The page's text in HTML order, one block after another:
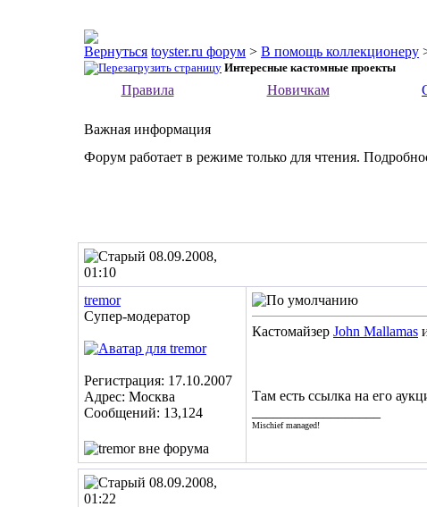
toyster.ru форум > В помощь коллекционеру
Интересные кастомные проекты
Правила
Новичкам
Важная информация
Форум работает в режиме только для чтения.
08.09.2008,
01:10
tremor
Супер-модератор
Регистрация: 17.10.2007
Адрес: Москва
Сообщений: 13,124
Кастомайзер John Mallamas
Там есть ссылка на его
Mischief managed!
08.09.2008,
01:22